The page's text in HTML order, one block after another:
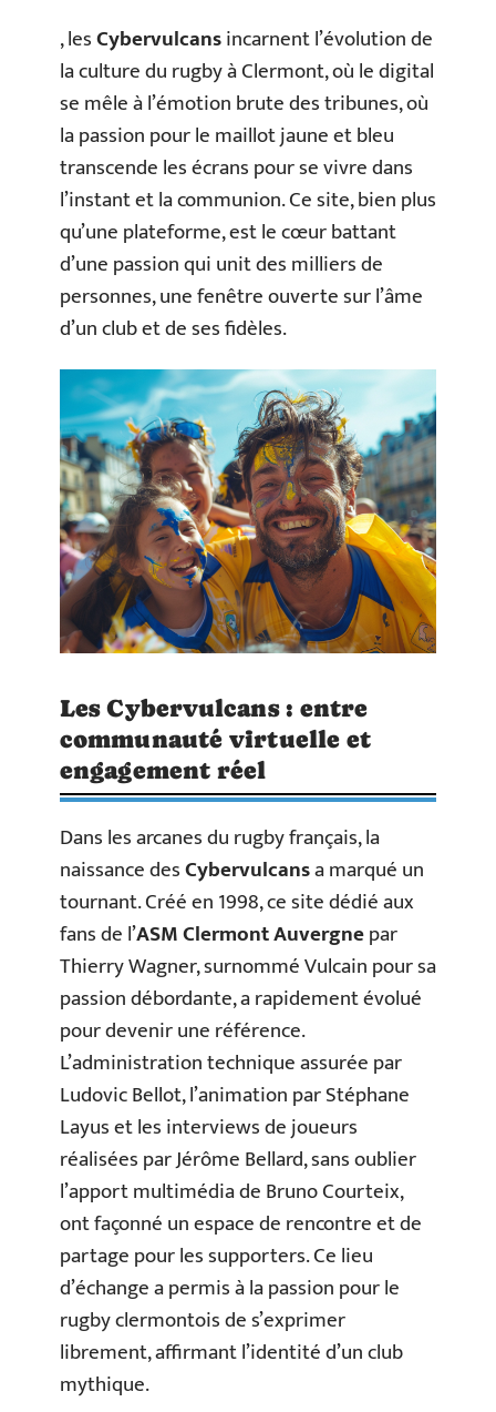
, lesCybervulcansincarnent l’évolution de
la culture du rugby à Clermont, où le digital
se mêle à l’émotion brute des tribunes, où
la passion pour le maillot jaune et bleu
transcende les écrans pour se vivre dans
l’instant et la communion. Ce site, bien plus
qu’une plateforme, est le cœur battant
d’une passion qui unit des milliers de
personnes, une fenêtre ouverte sur l’âme
d’un club et de ses fidèles.
Les Cybervulcans : entre
communauté virtuelle et
engagement réel
Dans les arcanes du rugby français, la
naissance desCybervulcansa marqué un
tournant. Créé en 1998, ce site dédié aux
fans de l’ASM Clermont Auvergnepar
Thierry Wagner, surnommé Vulcain pour sa
passion débordante, a rapidement évolué
pour devenir une référence.
L’administration technique assurée par
Ludovic Bellot, l’animation par Stéphane
Layus et les interviews de joueurs
réalisées par Jérôme Bellard, sans oublier
l’apport multimédia de Bruno Courteix,
ont façonné un espace de rencontre et de
partage pour les supporters. Ce lieu
d’échange a permis à la passion pour le
rugby clermontois de s’exprimer
librement, affirmant l’identité d’un club
mythique.